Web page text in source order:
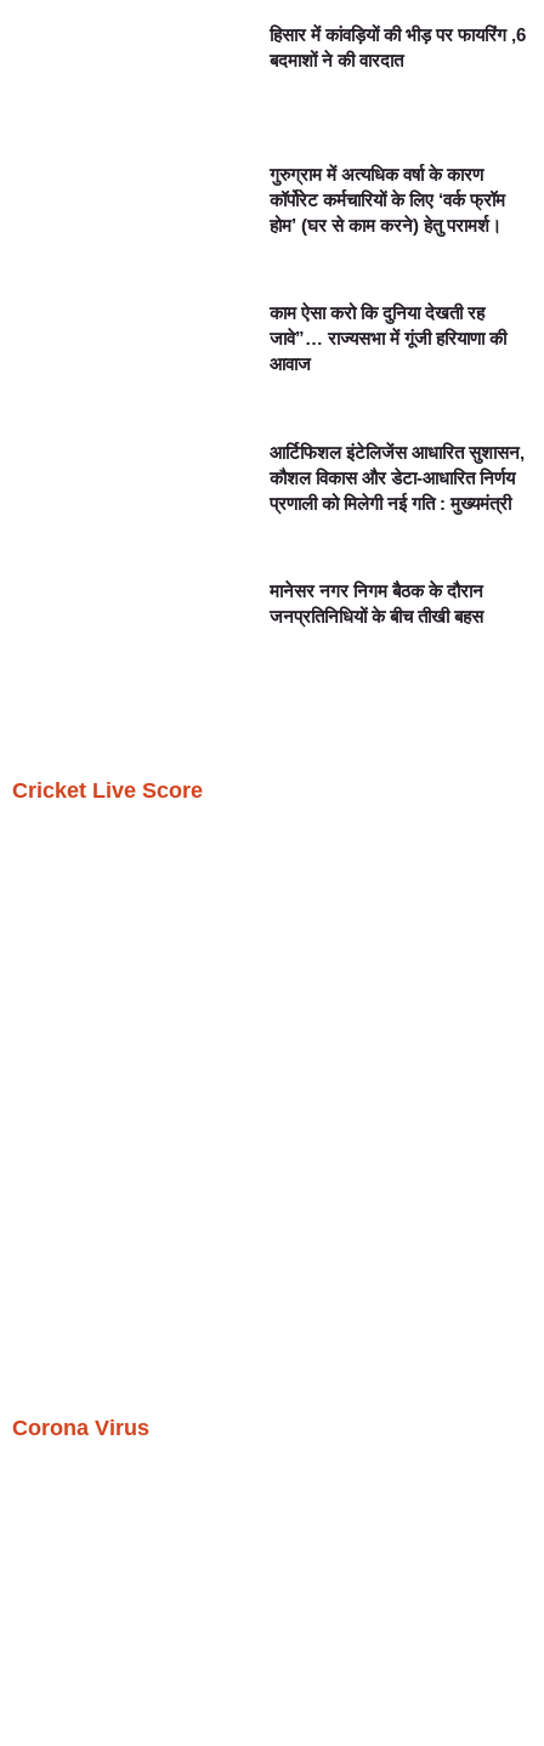
हिसार में कांवड़ियों की भीड़ पर फायरिंग ,6
बदमाशों ने की वारदात
गुरुग्राम में अत्यधिक वर्षा के कारण
कॉर्पोरेट कर्मचारियों के लिए ‘वर्क फ्रॉम
होम’ (घर से काम करने) हेतु परामर्श।
काम ऐसा करो कि दुनिया देखती रह
जावे”… राज्यसभा में गूंजी हरियाणा की
आवाज
आर्टिफिशल इंटेलिजेंस आधारित सुशासन,
कौशल विकास और डेटा-आधारित निर्णय
प्रणाली को मिलेगी नई गति : मुख्यमंत्री
मानेसर नगर निगम बैठक के दौरान
जनप्रतिनिधियों के बीच तीखी बहस
Cricket Live Score
Corona Virus